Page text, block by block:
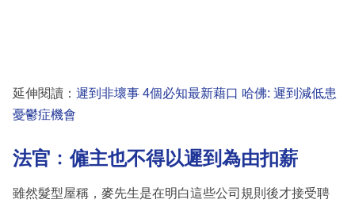
延伸閱讀： 遲到非壞事 4個必知最新藉口 哈佛: 遲到減低患
憂鬱症機會
法官﹕僱主也不得以遲到為由扣薪
雖然髮型屋稱，麥先生是在明白這些公司規則後才接受聘